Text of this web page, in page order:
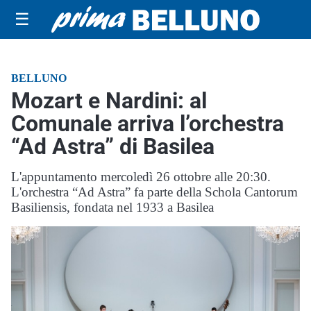
☰
BELLUNO
Mozart e Nardini: al
Comunale arriva l’orchestra
“Ad Astra” di Basilea
L'appuntamento mercoledì 26 ottobre alle 20:30.
L'orchestra “Ad Astra” fa parte della Schola Cantorum
Basiliensis, fondata nel 1933 a Basilea